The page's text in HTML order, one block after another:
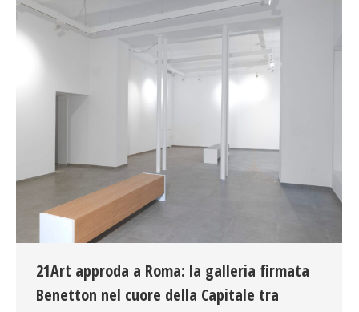
21Art approda a Roma: la galleria firmata
Benetton nel cuore della Capitale tra